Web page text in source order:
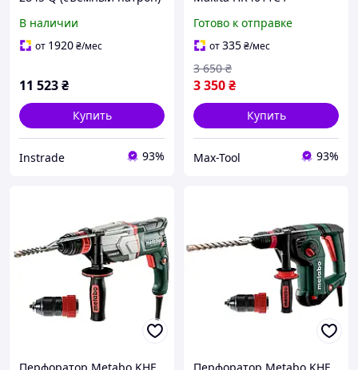
В наличии
от 1920₴/мес
11 523₴
Купить
Instrade 93%
Готово к отправке
от335₴/мес
3 350₴
3 650 ₴
Купить
Max-Tool 93%